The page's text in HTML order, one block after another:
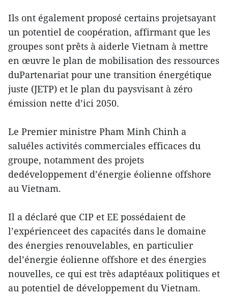
Ils ont également proposé certains projetsayant
un potentiel de coopération, affirmant que les
groupes sont prêts à aiderle Vietnam à mettre
en œuvre le plan de mobilisation des ressources
duPartenariat pour une transition énergétique
juste (JETP) et le plan du paysvisant à zéro
émission nette d’ici 2050.
Le Premier ministre Pham Minh Chinh a
saluéles activités commerciales efficaces du
groupe, notamment des projets
dedéveloppement d’énergie éolienne offshore
au Vietnam.
Il a déclaré que CIP et EE possédaient de
l’expérienceet des capacités dans le domaine
des énergies renouvelables, en particulier
del’énergie éolienne offshore et des énergies
nouvelles, ce qui est très adaptéaux politiques et
au potentiel de développement du Vietnam.